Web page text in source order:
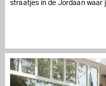
straatjes in de Jordaan waar